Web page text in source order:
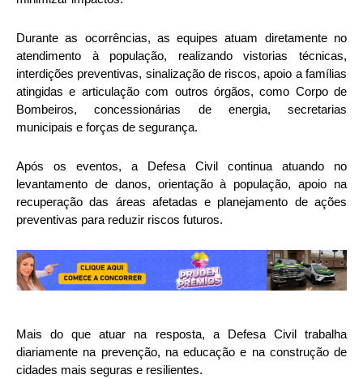
Durante as ocorrências, as equipes atuam diretamente no
atendimento à população, realizando vistorias técnicas,
interdições preventivas, sinalização de riscos, apoio a famílias
atingidas e articulação com outros órgãos, como Corpo de
Bombeiros, concessionárias de energia, secretarias
municipais e forças de segurança.
Após os eventos, a Defesa Civil continua atuando no
levantamento de danos, orientação à população, apoio na
recuperação das áreas afetadas e planejamento de ações
preventivas para reduzir riscos futuros.
Mais do que atuar na resposta, a Defesa Civil trabalha
diariamente na prevenção, na educação e na construção de
cidades mais seguras e resilientes.